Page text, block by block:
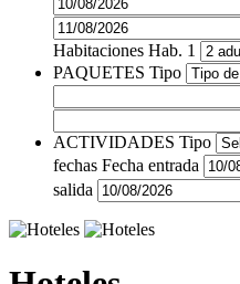
Habitaciones Hab. 1
PAQUETES Tipo
ACTIVIDADES Tipo
fechas Fecha entrada
salida